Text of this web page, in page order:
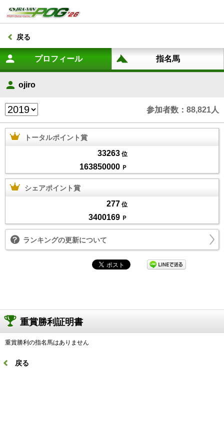
戻る
ojiro
参加者数：88,821人
トータルポイント賞
33263 位
163850000 Ｐ
シェアポイント賞
277 位
3400169 Ｐ
ランキングの更新について
重賞勝利証明書
重賞勝利の指名馬はありません
戻る